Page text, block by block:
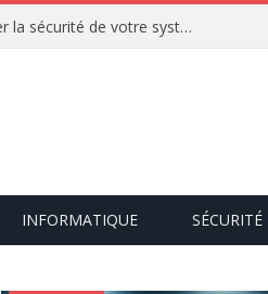
Audit de cybersécurité : comment évaluer la sécurité de votre système d’information ?
INFORMATIQUE SÉCURITÉ